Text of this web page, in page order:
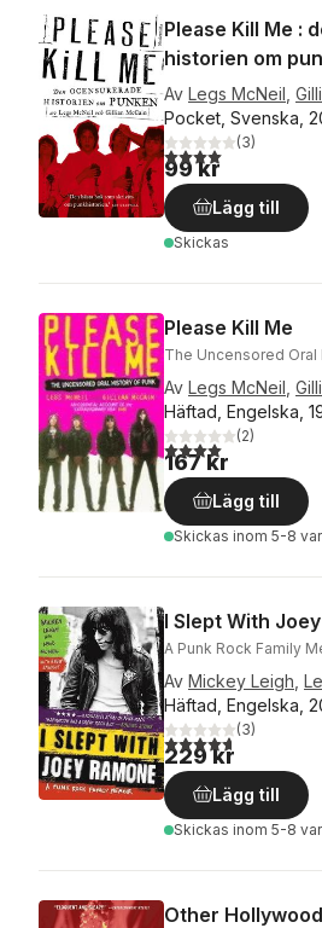
Please Kill Me :
historien om
Av Legs McNeil
Pocket, Svenska,
4,0utav 5 stjärnor.
(3)
99 kr
Lägg till
Skickas
Please Kill Me
The Uncensored Oral
Av Legs McNeil
Häftad, Engelska,
4,0utav 5 stjärnor.
(2)
167 kr
Lägg till
Skickas inom 5-8
I Slept With
A Punk Rock Family
Av Mickey Leigh
Häftad, Engelska,
4,7utav 5 stjärnor.
(3)
229 kr
Lägg till
Skickas inom 5-8
Other